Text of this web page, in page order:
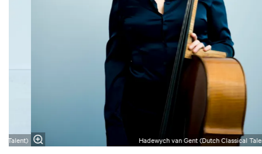
Talent) Hadewych van Gent (Dutch Classical